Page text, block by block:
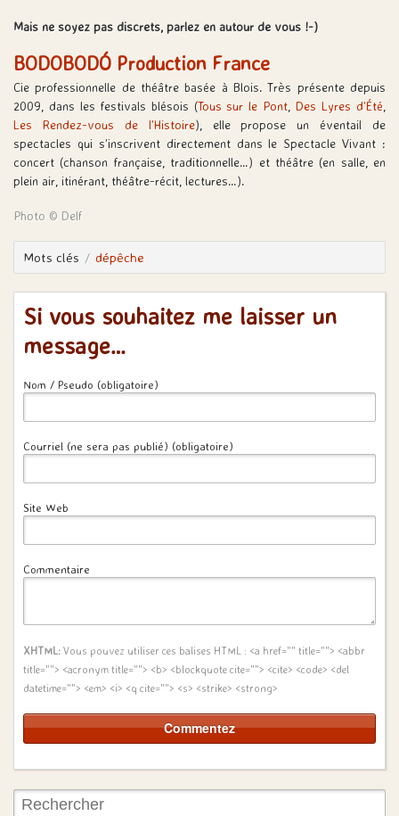
Mais ne soyez pas discrets, parlez en autour de vous !-)
BODOBODÓ Production France
Cie professionnelle de théâtre basée à Blois. Très présente depuis
2009, dans les festivals blésois (Tous sur le Pont ,Des Lyres d’Été
Les Rendez-vous de l’Histoire), elle propose un éventail de
spectacles qui s’inscrivent directement dans le Spectacle Vivant :
concert (chanson française, traditionnelle…) et théâtre (en salle, en
plein air, itinérant, théâtre-récit, lectures…).
Photo © Delf
Mots clés dépêche
Si vous souhaitez me laisser un
message…
Nom / Pseudo (obligatoire)
Courriel (ne sera pas publié) (obligatoire)
Site Web
Commentaire
XHTML: Vous pouvez utiliser ces balises HTML : <a href="" title=""> <abbr
title=""> <acronym title=""> <b> <blockquote cite=""> <cite> <code> <del
datetime=""> <em> <i> <q cite=""> <s> <strike> <strong>
Rechercher: